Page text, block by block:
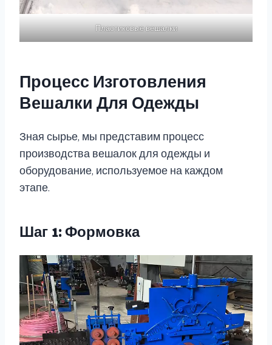
Пластиковые вешалки
Процесс Изготовления
Вешалки Для Одежды
Зная сырье, мы представим процесс
производства вешалок для одежды и
оборудование, используемое на каждом
этапе.
Шаг 1: Формовка